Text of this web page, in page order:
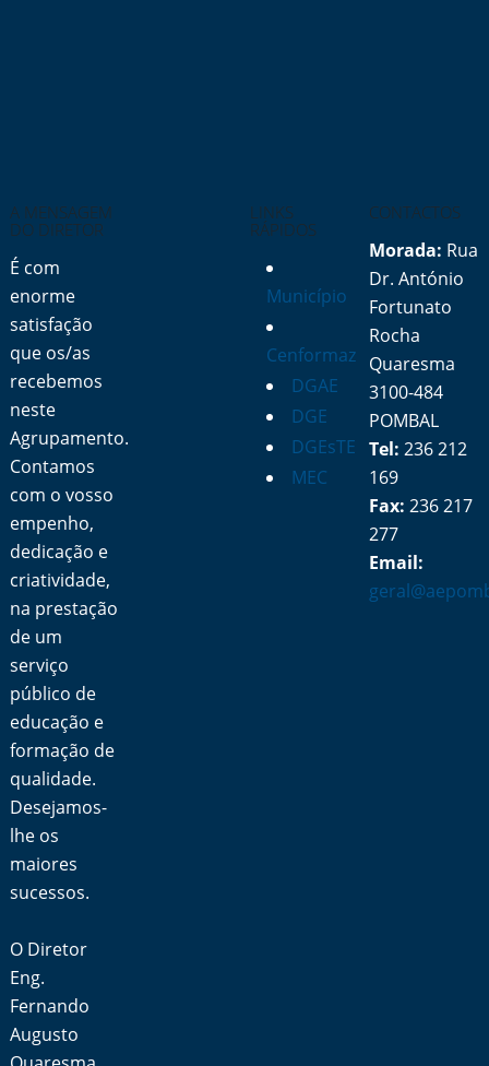
A MENSAGEM
DO DIRETOR
É com
enorme
satisfação
que os/as
recebemos
neste
Agrupamento.
Contamos
com o vosso
empenho,
dedicação e
criatividade,
na prestação
de um
serviço
público de
educação e
formação de
qualidade.
Desejamos-
lhe os
maiores
sucessos.
O Diretor
Eng.
Fernando
Augusto
LINKS
RÁPIDOS
Município
Cenformaz
DGAE
DGE
DGEsTE
MEC
CONTACTOS
Morada: Rua
Dr. António
Fortunato
Rocha
Quaresma
3100-484
POMBAL
Tel: 236 212
169
Fax: 236 217
277
Email: